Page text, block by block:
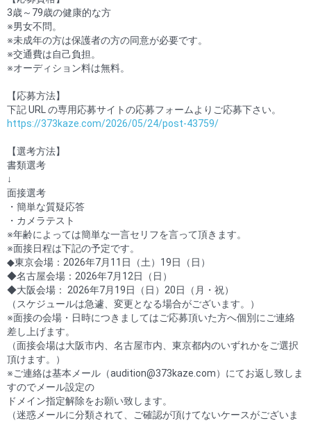
3歳～79歳の健康的な方
※男女不問。
※未成年の方は保護者の方の同意が必要です。
※交通費は自己負担。
※オーディション料は無料。
【応募方法】
下記 URL の専用応募サイトの応募フォームよりご応募下さい。
https://373kaze.com/2026/05/24/post-43759/
【選考方法】
書類選考
↓
面接選考
・簡単な質疑応答
・カメラテスト
※年齢によっては簡単な一言セリフを言って頂きます。
※面接日程は下記の予定です。
◆東京会場：2026年7月11日（土）19日（日）
◆名古屋会場：2026年7月12日（日）
◆大阪会場： 2026年7月19日（日）20日（月・祝）
（スケジュールは急遽、変更となる場合がございます。）
※面接の会場・日時につきましてはご応募頂いた方へ個別にご連絡
差し上げます。
（面接会場は大阪市内、名古屋市内、東京都内のいずれかをご選択
頂けます。）
※ご連絡は基本メール（audition@373kaze.com）にてお返し致しま
すのでメール設定の
ドメイン指定解除をお願い致します。
（迷惑メールに分類されて、ご確認が頂けてないケースがございま